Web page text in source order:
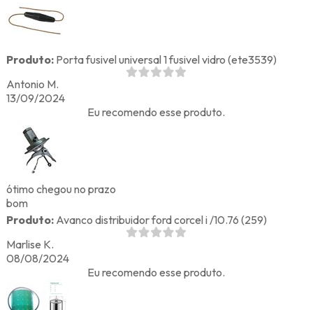
Produto:Porta fusivel universal 1 fusivel vidro (ete3539)
Antonio M.
13/09/2024
Eu recomendo esse produto.
ótimo chegou no prazo
bom
Produto:Avanco distribuidor ford corcel i /10.76 (259)
Marlise K.
08/08/2024
Eu recomendo esse produto.